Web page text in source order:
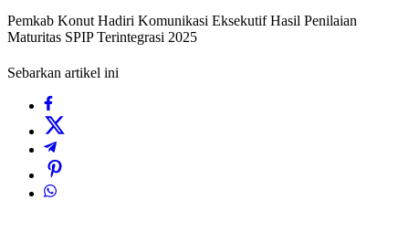
Pemkab Konut Hadiri Komunikasi Eksekutif Hasil Penilaian
Maturitas SPIP Terintegrasi 2025
Sebarkan artikel ini